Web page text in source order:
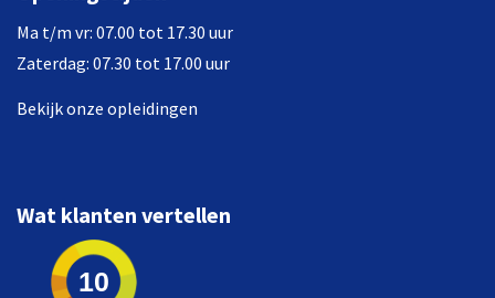
Ma t/m vr: 07.00 tot 17.30 uur
Zaterdag: 07.30 tot 17.00 uur
Bekijk onze opleidingen
Wat klanten vertellen
10